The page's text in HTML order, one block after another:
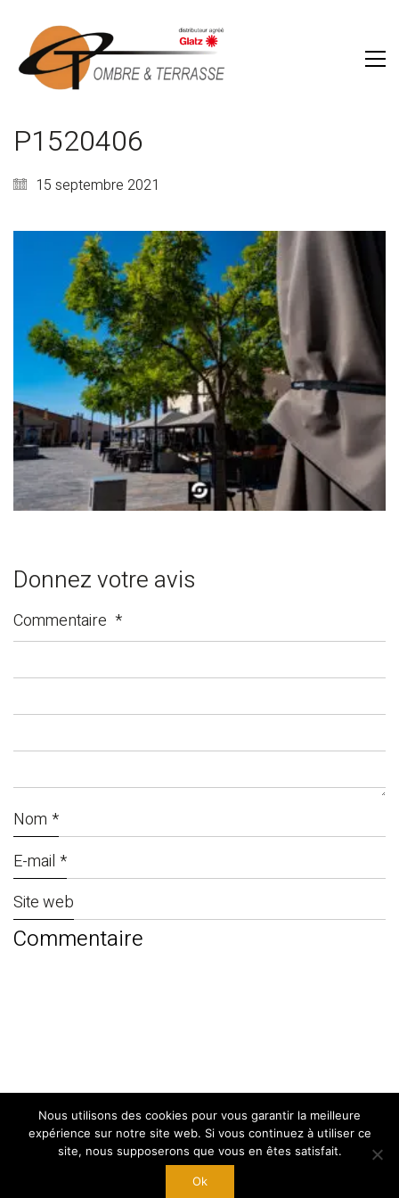
P1520406
15 septembre 2021
Donnez votre avis
Commentaire *
Nom *
E-mail *
Site web
© Copyright 2024. ByWest Adgency|
Mentions Légales
Nous utilisons des cookies pour vous garantir la meilleure
expérience sur notre site web. Si vous continuez à utiliser ce
site, nous supposerons que vous en êtes satisfait.
Ok